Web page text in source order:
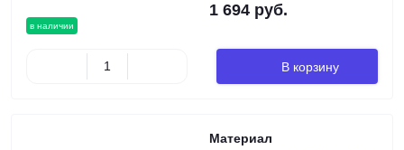
в наличии
1 694 руб.
В корзину
Материал